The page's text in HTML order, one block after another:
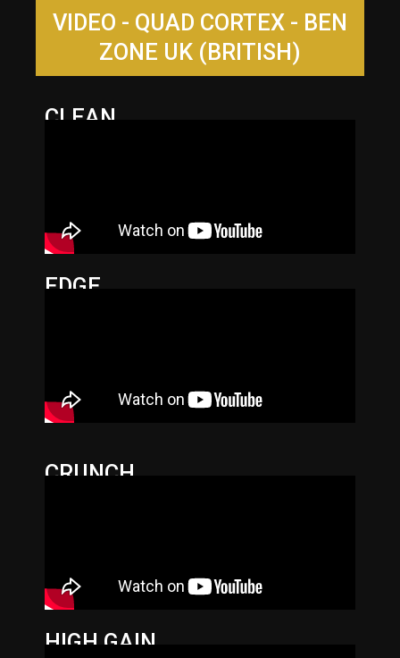
VIDEO - QUAD CORTEX - BEN
ZONE UK (BRITISH)
CLEAN
EDGE
CRUNCH
HIGH GAIN